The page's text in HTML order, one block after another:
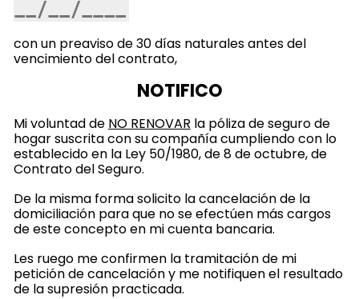
con un preaviso de 30 días naturales antes del
vencimiento del contrato,
NOTIFICO
Mi voluntad de NO RENOVAR la póliza de seguro de
hogar suscrita con su compañía cumpliendo con lo
establecido en la Ley 50/1980, de 8 de octubre, de
Contrato del Seguro.
De la misma forma solicito la cancelación de la
domiciliación para que no se efectúen más cargos
de este concepto en mi cuenta bancaria.
Les ruego me confirmen la tramitación de mi
petición de cancelación y me notifiquen el resultado
de la supresión practicada.